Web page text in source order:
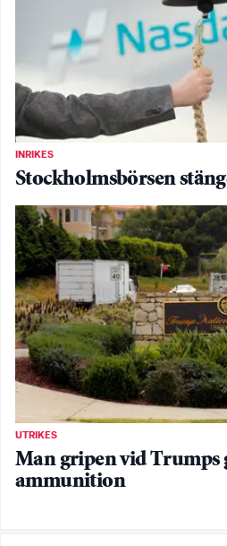
INRIKES
Stockholmsbörsen
UTRIKES
Man gripen vid Trumps
ammunition